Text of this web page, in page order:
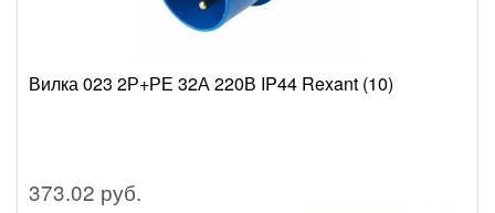
Вилка 023 2Р+РЕ 32А 220В IP44 Rexant (10)
373.02 руб.